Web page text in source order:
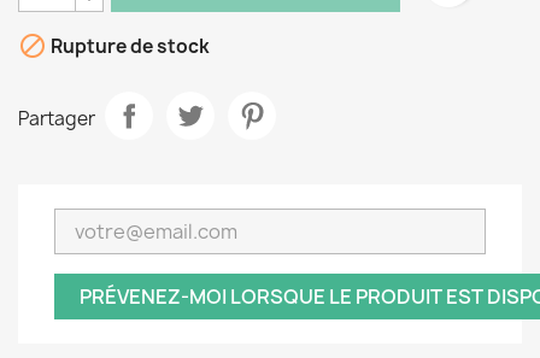
 Rupture de stock
Partager
PRÉVENEZ-MOI LORSQUE LE PRODUIT EST